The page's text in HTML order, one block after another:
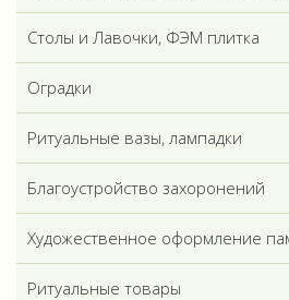
Столы и Лавочки, ФЭМ плитка
Оградки
Ритуальные вазы, лампадки
Благоустройство захоронений
Художественное оформление
Ритуальные товары